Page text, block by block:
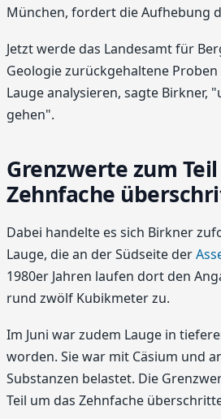
München, fordert die Aufhebung
Jetzt werde das Landesamt für
Geologie zurückgehaltene
Lauge analysieren, sagte Birkner,
gehen".
Grenzwerte zum
Zehnfache
Dabei handelte es sich Birkner
Lauge, die an der Südseite der
1980er Jahren laufen dort den
rund zwölf Kubikmeter zu.
Im Juni war zudem Lauge in
worden. Sie war mit Cäsium und
Substanzen belastet. Die
Teil um das Zehnfache